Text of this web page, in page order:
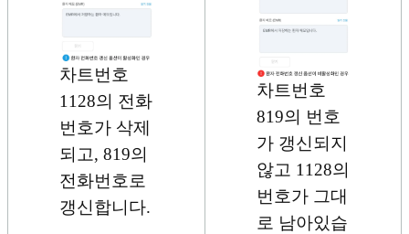
차트번호
1128의 전화
번호가 삭제
되고, 819의
전화번호로
갱신합니다.
차트번호
819의 번호
가 갱신되지
않고 1128의
번호가 그대
로 남아있습